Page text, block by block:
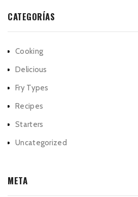
CATEGORÍAS
Cooking
Delicious
Fry Types
Recipes
Starters
Uncategorized
META